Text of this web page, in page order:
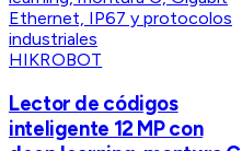
HIKROBOT
Lector de códigos
inteligente 12 MP con